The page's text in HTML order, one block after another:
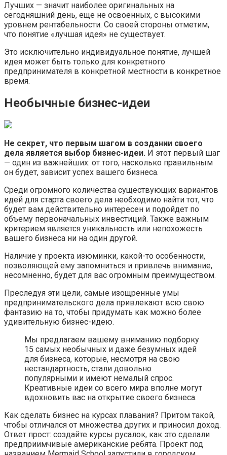
Лучших — значит наиболее оригинальных на
сегодняшний день, еще не освоенных, с высокими
уровнем рентабельности. Со своей стороны отметим,
что понятие «лучшая идея» не существует.
Это исключительно индивидуальное понятие, лучшей
идея может быть только для конкретного
предпринимателя в конкретной местности в конкретное
время.
Необычные бизнес-идеи
Не секрет, что первым шагом в создании своего
дела является выбор бизнес-идеи. И этот первый шаг
— один из важнейших: от того, насколько правильным
он будет, зависит успех вашего бизнеса.
Среди огромного количества существующих вариантов
идей для старта своего дела необходимо найти тот, что
будет вам действительно интересен и подойдет по
объему первоначальных инвестиций. Также важным
критерием является уникальность или непохожесть
вашего бизнеса ни на один другой.
Наличие у проекта изюминки, какой-то особенности,
позволяющей ему запомниться и привлечь внимание,
несомненно, будет для вас огромным преимуществом.
Преследуя эти цели, самые изощренные умы
предпринимательского дела привлекают всю свою
фантазию на то, чтобы придумать как можно более
удивительную бизнес-идею.
Мы предлагаем вашему вниманию подборку
15 самых необычных и даже безумных идей
для бизнеса, которые, несмотря на свою
нестандартность, стали довольно
популярными и имеют немалый спрос.
Креативные идеи со всего мира вполне могут
вдохновить вас на открытие своего бизнеса.
Как сделать бизнес на курсах плавания? Притом такой,
чтобы отличался от множества других и приносил доход.
Ответ прост: создайте курсы русалок, как это сделали
предприимчивые американские ребята. Проект под